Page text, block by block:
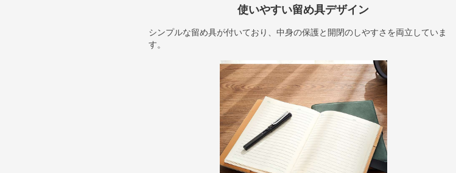
使いやすい留め具デザイン
シンプルな留め具が付いており、中身の保護と開閉のしやすさを両立していま
す。